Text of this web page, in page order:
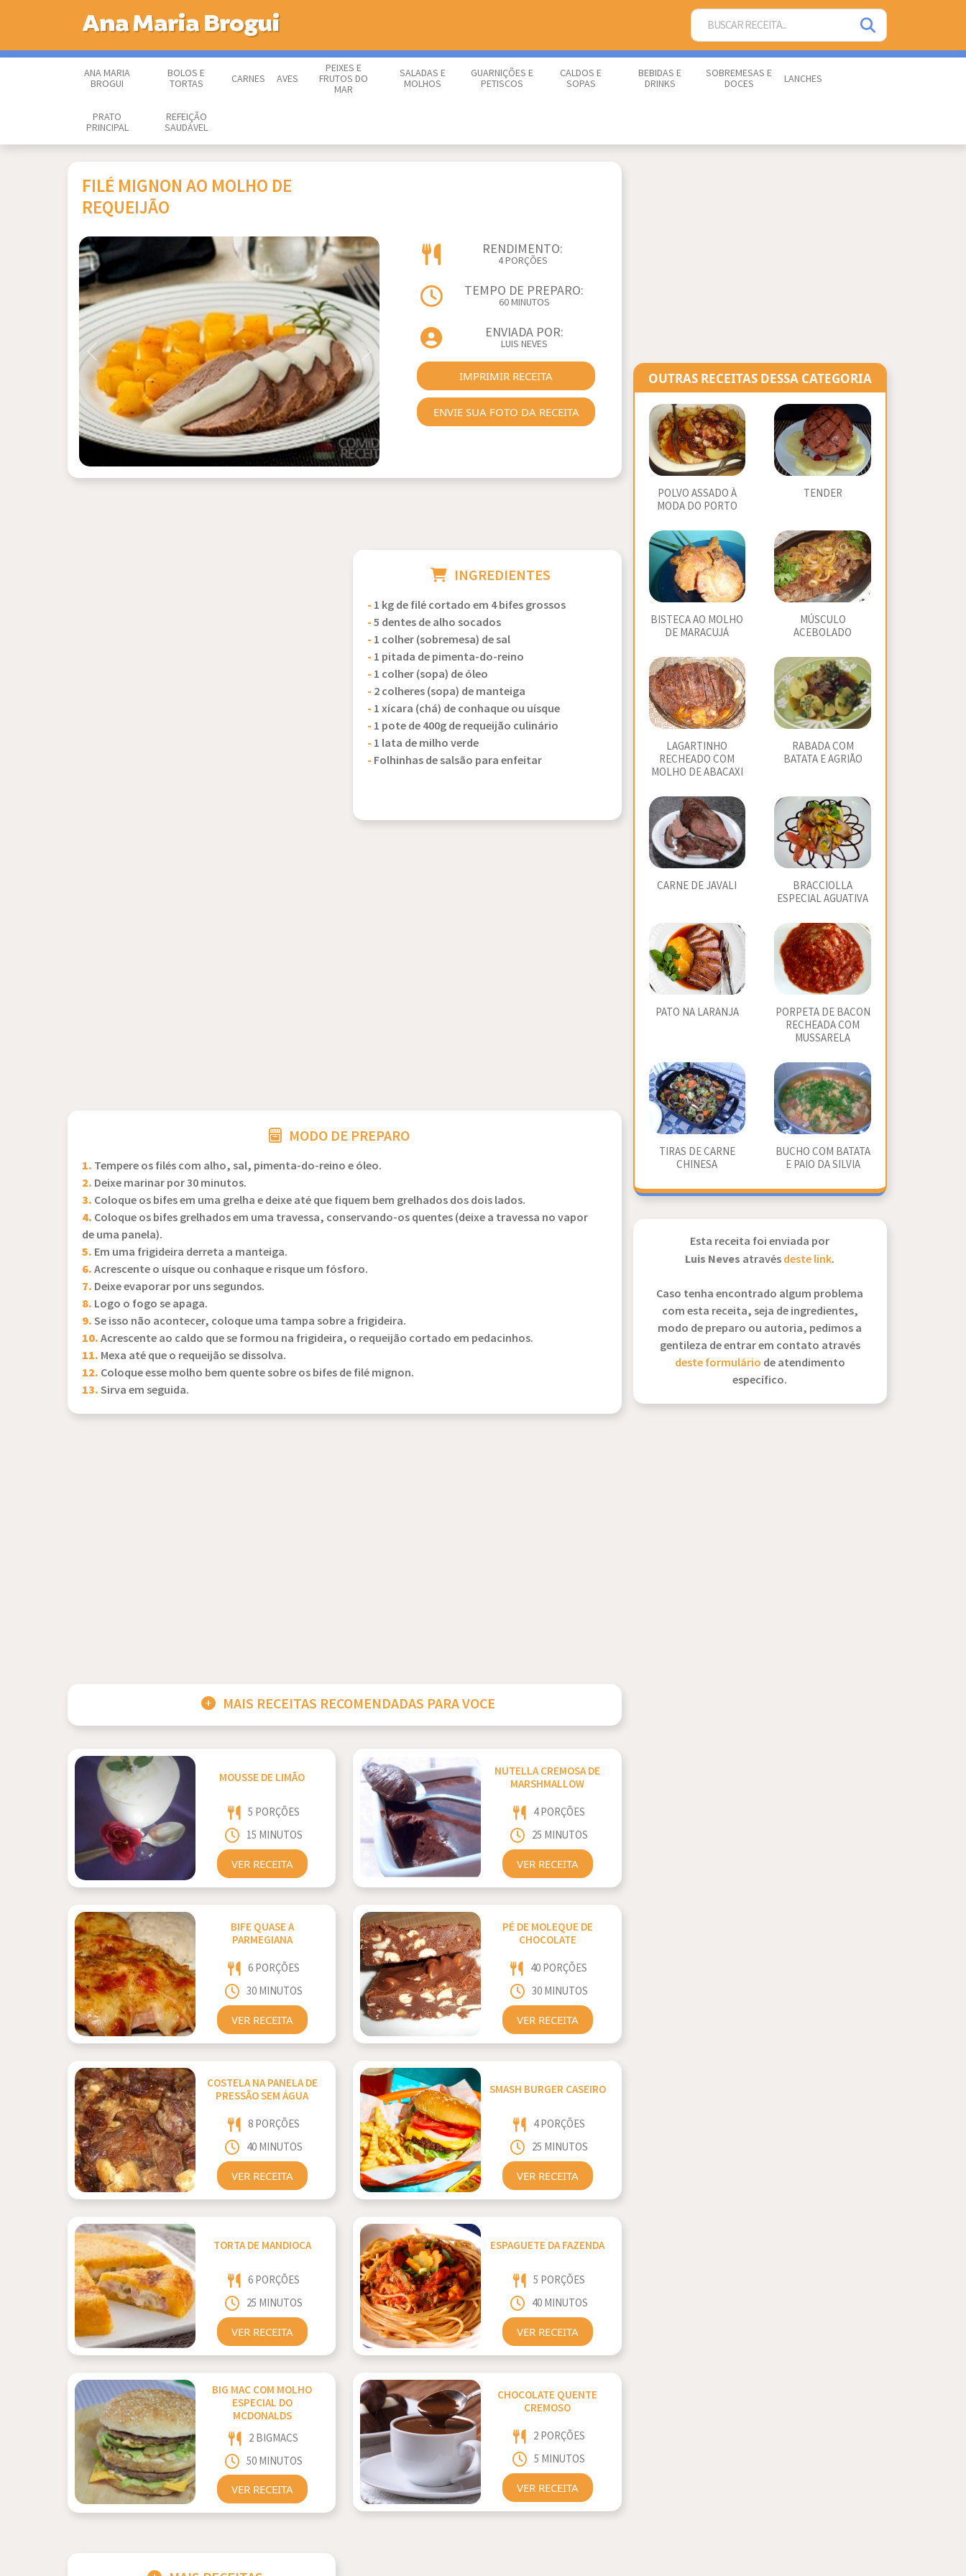
Ana Maria Brogui
ANA MARIA
BROGUI
BOLOS E
TORTAS
CARNES AVES
PEIXES E
FRUTOS DO
MAR
SALADAS E
MOLHOS
GUARNIÇÕES E
PETISCOS
CALDOS E
SOPAS
BEBIDAS E
DRINKS
SOBREMESAS E
DOCES
LANCHES
PRATO
PRINCIPAL
REFEIÇÃO
SAUDÁVEL
FILÉ MIGNON AO MOLHO DE
REQUEIJÃO
Previous Next
RENDIMENTO:
4 PORÇÕES
TEMPO DE PREPARO:
60 MINUTOS
ENVIADA POR:
LUIS NEVES
IMPRIMIR RECEITA
ENVIE SUA FOTO DA RECEITA
INGREDIENTES
- 1 kg de filé cortado em 4 bifes grossos
-5 dentes de alho socados
- 1 colher (sobremesa) de sal
- 1 pitada de pimenta-do-reino
- 1 colher (sopa) de óleo
- 2 colheres (sopa) de manteiga
- 1 xícara (chá) de conhaque ou uísque
- 1 pote de 400g de requeijão culinário
- 1 lata de milho verde
- Folhinhas de salsão para enfeitar
MODO DE PREPARO
1. Tempere os filés com alho, sal, pimenta-do-reino e óleo.
2. Deixe marinar por 30 minutos.
3. Coloque os bifes em uma grelha e deixe até que fiquem bem grelhados dos dois lados.
4. Coloque os bifes grelhados em uma travessa, conservando-os quentes (deixe a travessa no vapor
de uma panela).
5. Em uma frigideira derreta a manteiga.
6.Acrescente o uísque ou conhaque e risque um fósforo.
7. Deixe evaporar por uns segundos.
8. Logo o fogo se apaga.
9.Se isso não acontecer, coloque uma tampa sobre a frigideira.
10.Acrescente ao caldo que se formou na frigideira, o requeijão cortado em pedacinhos.
11. Mexa até que o requeijão se dissolva.
12. Coloque esse molho bem quente sobre os bifes de filé mignon.
13.Sirva em seguida.
MAIS RECEITAS RECOMENDADAS PARA VOCE
MOUSSE DE LIMÃO
5 PORÇÕES
15 MINUTOS
VER RECEITA
NUTELLA CREMOSA DE
MARSHMALLOW
4 PORÇÕES
25 MINUTOS
VER RECEITA
BIFE QUASE A
PARMEGIANA
6 PORÇÕES
30 MINUTOS
VER RECEITA
PÉ DE MOLEQUE DE
CHOCOLATE
40 PORÇÕES
30 MINUTOS
VER RECEITA
COSTELA NA PANELA DE
PRESSÃO SEM ÁGUA
8 PORÇÕES
40 MINUTOS
VER RECEITA
SMASH BURGER CASEIRO
4 PORÇÕES
25 MINUTOS
VER RECEITA
TORTA DE MANDIOCA
6 PORÇÕES
25 MINUTOS
VER RECEITA
ESPAGUETE DA FAZENDA
5 PORÇÕES
40 MINUTOS
VER RECEITA
BIG MAC COM MOLHO
ESPECIAL DO
MCDONALDS
2 BIGMACS
50 MINUTOS
VER RECEITA
CHOCOLATE QUENTE
CREMOSO
2 PORÇÕES
5 MINUTOS
VER RECEITA
OUTRAS RECEITAS DESSA CATEGORIA
POLVO ASSADO À
MODA DO PORTO
TENDER
BISTECA AO MOLHO
DE MARACUJÁ
MÚSCULO
ACEBOLADO
LAGARTINHO
RECHEADO COM
MOLHO DE ABACAXI
RABADA COM
BATATA E AGRIÃO
CARNE DE JAVALI
BRACCIOLLA
ESPECIAL AGUATIVA
PATO NA LARANJA
PORPETA DE BACON
RECHEADA COM
MUSSARELA
TIRAS DE CARNE
CHINESA
BUCHO COM BATATA
E PAIO DA SILVIA
Esta receita foi enviada por
Luis Neves atravésdeste link.
Caso tenha encontrado algum problema
com esta receita, seja de ingredientes,
modo de preparo ou autoria, pedimos a
gentileza de entrar em contato através
deste formulário de atendimento
específico.